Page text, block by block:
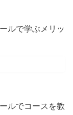
ルで学ぶメリッ
ルでコースを教